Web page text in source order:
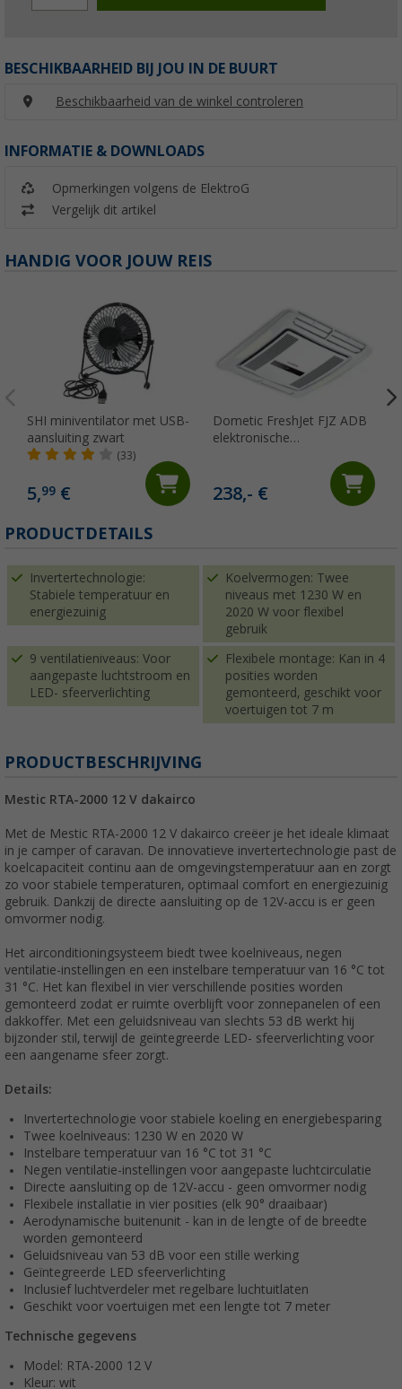
BESCHIKBAARHEID BIJ JOU IN DE BUURT
Beschikbaarheid van de winkel controleren
INFORMATIE & DOWNLOADS
Opmerkingen volgens de ElektroG
Vergelijk dit artikel
HANDIG VOOR JOUW REIS
SHI miniventilator met USB-
aansluiting zwart
(33)
5,99 €
Dometic FreshJet FJZ ADB
elektronische
238,- €
PRODUCTDETAILS
Invertertechnologie:
Stabiele temperatuur en
energiezuinig
Koelvermogen: Twee
niveaus met 1230 W en
2020 W voor flexibel
gebruik
9 ventilatieniveaus: Voor
aangepaste luchtstroom en
LED- sfeerverlichting
Flexibele montage: Kan in 4
posities worden
gemonteerd, geschikt voor
voertuigen tot 7 m
PRODUCTBESCHRIJVING
Mestic RTA-2000 12 V dakairco
Met de Mestic RTA-2000 12 V dakairco creëer je het ideale klimaat
in je camper of caravan. De innovatieve invertertechnologie past de
koelcapaciteit continu aan de omgevingstemperatuur aan en zorgt
zo voor stabiele temperaturen, optimaal comfort en energiezuinig
gebruik. Dankzij de directe aansluiting op de 12V-accu is er geen
omvormer nodig.
Het airconditioningsysteem biedt twee koelniveaus, negen
ventilatie-instellingen en een instelbare temperatuur van 16 °C tot
31 °C. Het kan flexibel in vier verschillende posities worden
gemonteerd zodat er ruimte overblijft voor zonnepanelen of een
dakkoffer. Met een geluidsniveau van slechts 53 dB werkt hij
bijzonder stil, terwijl de geïntegreerde LED- sfeerverlichting voor
een aangename sfeer zorgt.
Details:
Invertertechnologie voor stabiele koeling en energiebesparing
Twee koelniveaus: 1230 W en 2020 W
Instelbare temperatuur van 16 °C tot 31 °C
Negen ventilatie-instellingen voor aangepaste luchtcirculatie
Directe aansluiting op de 12V-accu - geen omvormer nodig
Flexibele installatie in vier posities (elk 90° draaibaar)
Aerodynamische buitenunit - kan in de lengte of de breedte
worden gemonteerd
Geluidsniveau van 53 dB voor een stille werking
Geïntegreerde LED sfeerverlichting
Inclusief luchtverdeler met regelbare luchtuitlaten
Geschikt voor voertuigen met een lengte tot 7 meter
Technische gegevens
Model: RTA-2000 12 V
Kleur: wit